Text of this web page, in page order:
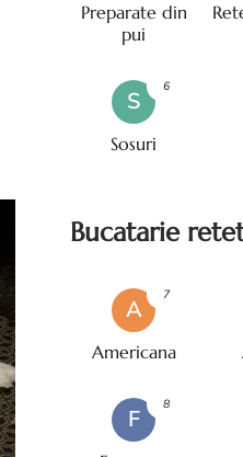
Preparate din
pui
S
Sosuri
6
Bucatarie
A
Americana
7
F
8